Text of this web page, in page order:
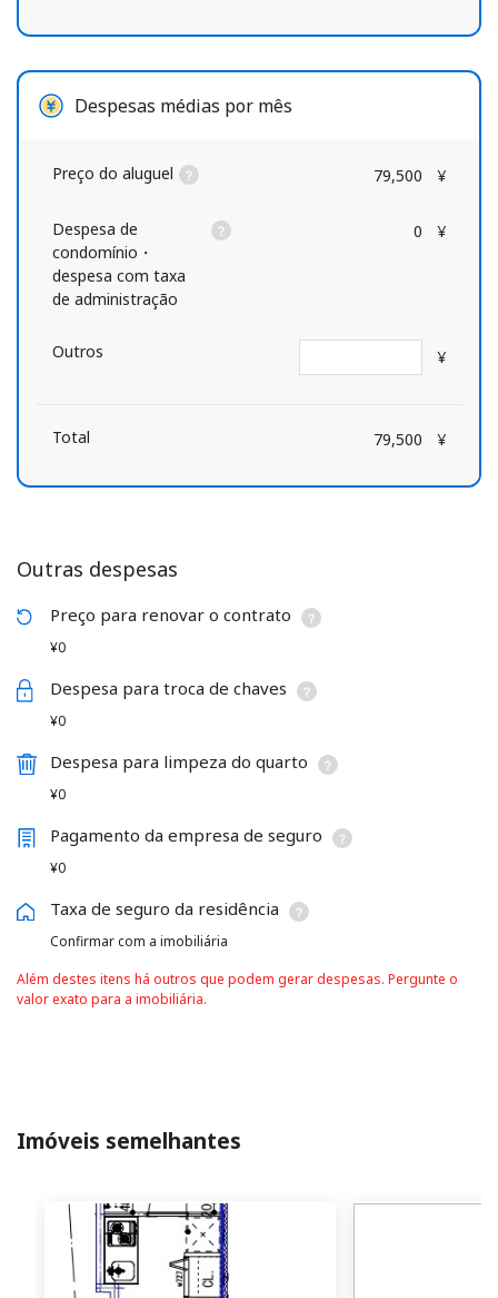
Despesas médias por mês
Preço do aluguel 79,500 ¥
Despesa de
condomínio・
despesa com taxa
de administração
0 ¥
Outros ¥
Total 79,500 ¥
Outras despesas
Preço para renovar o contrato
¥0
Despesa para troca de chaves
¥0
Despesa para limpeza do quarto
¥0
Pagamento da empresa de seguro
¥0
Taxa de seguro da residência
Confirmar com a imobiliária
Além destes itens há outros que podem gerar despesas. Pergunte o
valor exato para a imobiliária.
Imóveis semelhantes